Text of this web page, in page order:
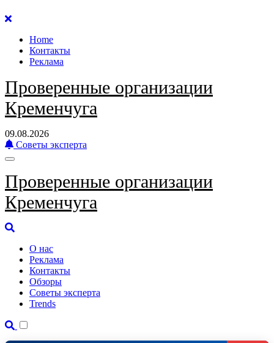
Перейти
содержанию
Home
Контакты
Реклама
Проверенные организации
Кременчуга
09.08.2026
Советы эксперта
Проверенные организации
Кременчуга
О нас
Реклама
Контакты
Обзоры
Советы эксперта
Trends